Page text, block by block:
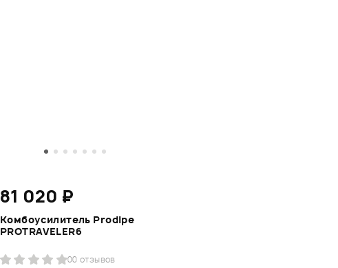
81 020 ₽
Комбоусилитель Prodipe
PROTRAVELER6
00 отзывов